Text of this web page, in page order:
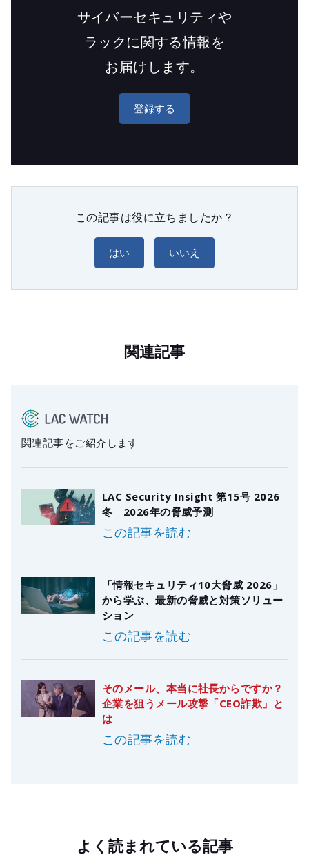
サイバーセキュリティや
ラックに関する情報を
お届けします。
登録する
この記事は役に立ちましたか？
はい いいえ
関連記事
関連記事をご紹介します
LAC Security Insight 第15号 2026
冬 2026年の脅威予測
この記事を読む
「情報セキュリティ10大脅威 2026」
から学ぶ、最新の脅威と対策ソリュー
ション
この記事を読む
そのメール、本当に社長からですか？
企業を狙うメール攻撃「CEO詐欺」と
は
この記事を読む
よく読まれている記事